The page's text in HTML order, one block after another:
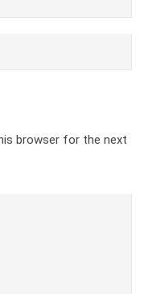
browser for the next